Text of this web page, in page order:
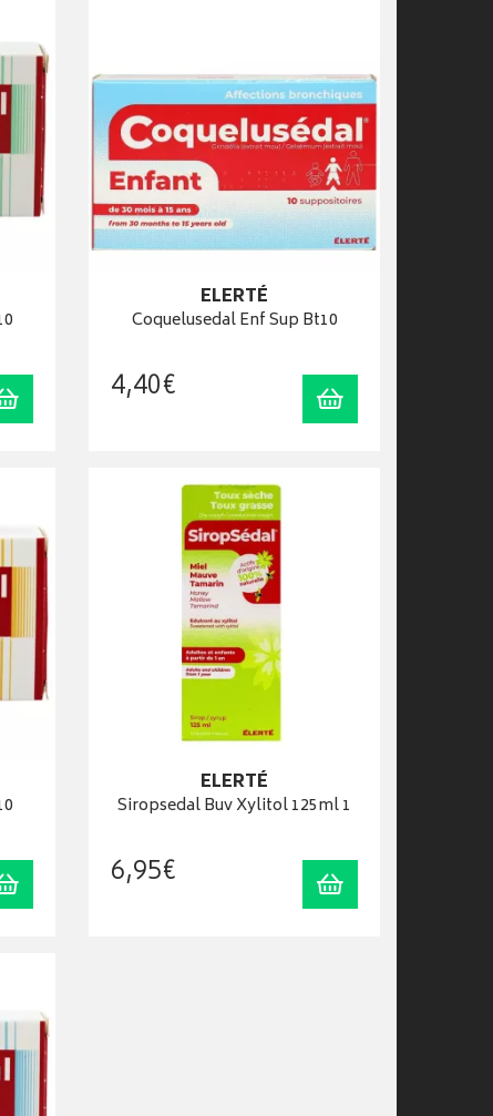
Ajouter au panier
ELERTÉ
Coquelusedal Enf Sup Bt10
4,40€ Ajouter au panier
Ajouter au panier
ELERTÉ
Siropsedal Buv Xylitol 125ml 1
6,95€ Ajouter au panier